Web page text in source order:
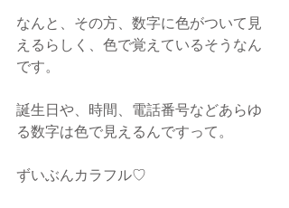
なんと、その方、数字に色がついて見
えるらしく、色で覚えているそうなん
です。
誕生日や、時間、電話番号などあらゆ
る数字は色で見えるんですって。
ずいぶんカラフル♡